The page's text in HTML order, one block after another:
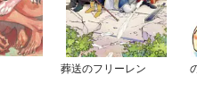
葬送のフリーレン